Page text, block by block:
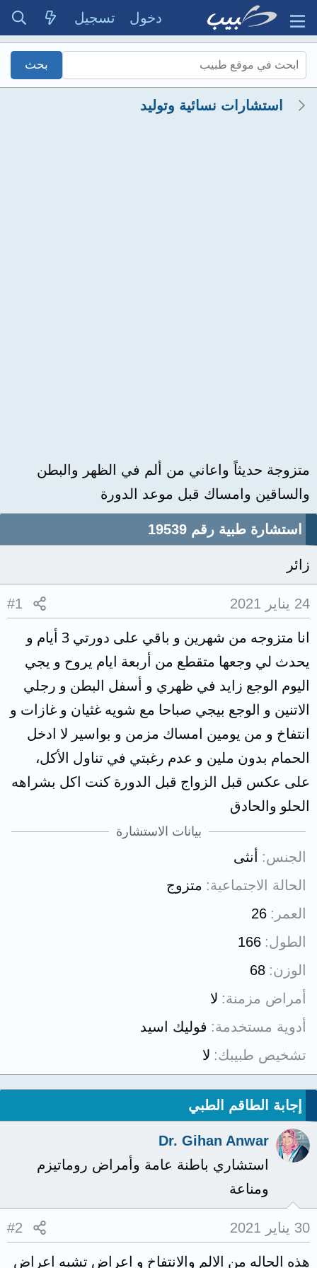
دخول تسجيل
استشارات نسائية وتوليد
متزوجة حديثاً واعاني من ألم في الظهر والبطن
والساقين وامساك قبل موعد الدورة
استشارة طبية رقم 19539
زائر
24 يناير 2021 #1
انا متزوجه من شهرين و باقي على دورتي 3 أيام و
يحدث لي وجعها متقطع من أربعة ايام يروح و يجي
اليوم الوجع زايد في ظهري و أسفل البطن و رجلي
الاتنين و الوجع بيجي صباحا مع شويه غثيان و غازات و
انتفاخ و من يومين امساك مزمن و بواسير لا ادخل
الحمام بدون ملين و عدم رغبتي في تناول الأكل،
على عكس قبل الزواج قبل الدورة كنت اكل بشراهه
الحلو والحادق
بيانات الاستشارة
الجنس
أنثى
الحالة الاجتماعية
متزوج
العمر
26
الطول 166
الوزن 68
أمراض مزمنة لا
أدوية مستخدمة
فوليك اسيد
تشخيص طبيبك لا
إجابة الطاقم الطبي
Dr. Gihan Anwar
استشاري باطنة عامة وأمراض روماتيزم
ومناعة
30 يناير 2021 #2
هذه الحاله من الالم والانتفاخ و اعراض تشبه اعراض